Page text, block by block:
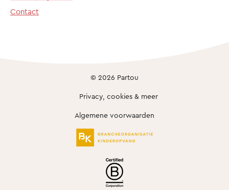
Contact
© 2026 Partou
Privacy, cookies & meer
Algemene voorwaarden